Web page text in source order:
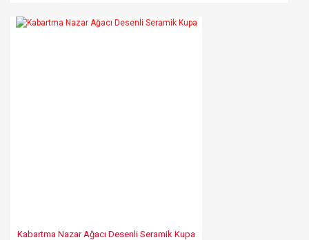
Kabartma Nazar Ağacı Desenli Seramik Kupa